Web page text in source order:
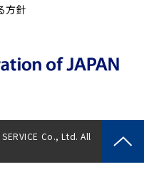
方針
Co., Ltd. All